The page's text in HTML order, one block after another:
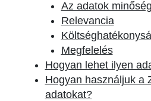
Az adatok
Relevancia
Megfelelés
Hogyan lehet ilyen
Hogyan használjuk a
adatokat?